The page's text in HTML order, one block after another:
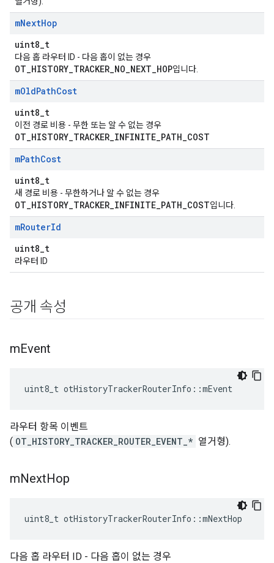
mNextHop
uint8_t
다음 홉 라우터 ID - 다음 홉이 없는 경우
OT_HISTORY_TRACKER_NO_NEXT_HOP입니다.
mOldPathCost
uint8_t
이전 경로 비용 - 무한 또는 알 수 없는 경우
OT_HISTORY_TRACKER_INFINITE_PATH_COST
mPathCost
uint8_t
새 경로 비용 - 무한하거나 알 수 없는 경우
OT_HISTORY_TRACKER_INFINITE_PATH_COST입니다.
mRouterId
uint8_t
라우터 ID
공개 속성
mEvent
uint8_t otHistoryTrackerRouterInfo ::mEvent
라우터 항목 이벤트
( OT_HISTORY_TRACKER_ROUTER_EVENT_* 열거형).
mNextHop
uint8_t otHistoryTrackerRouterInfo ::mNextHop
다음 홉 라우터 ID - 다음 홉이 없는 경우